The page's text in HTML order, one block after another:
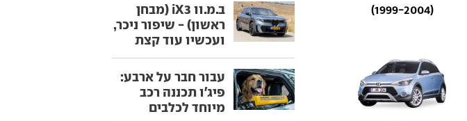
(1999-2004)
ב.מ.וו iX3 (מבחן
ראשון) - שיפור ניכר,
ועכשיו עוד קצת
עבור חבר על ארבע:
פיג'ו תכננה רכב
מיוחד לכלבים